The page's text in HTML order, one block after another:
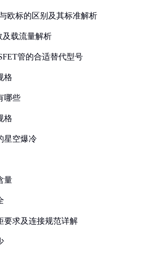
欧标的区别及其标准解析
及载流量解析
管的合适替代型号
格
哪些
格
星空爆冷
量
要求及连接规范详解